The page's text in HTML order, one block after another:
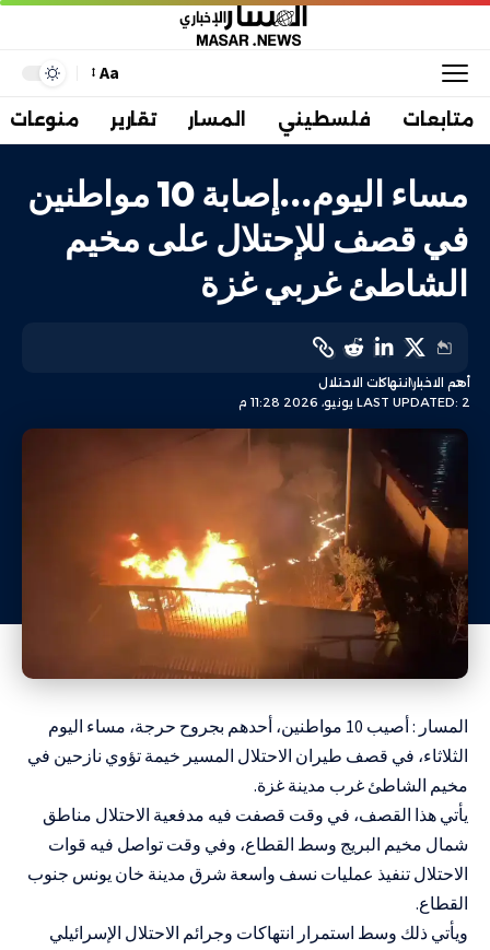
Aa
متابعات فلسطيني المسار تقارير منوعات
مساء اليوم…إصابة 10 مواطنين
في قصف للإحتلال على مخيم
الشاطئ غربي غزة
LAST UPDATED: 2 يونيو، 2026 11:28 م
أهم الاخبارانتهاكات الاحتلال
المسار : أصيب 10 مواطنين، أحدهم بجروح حرجة، مساء اليوم
الثلاثاء، في قصف طيران الاحتلال المسير خيمة تؤوي نازحين في
مخيم الشاطئ غرب مدينة غزة.
يأتي هذا القصف، في وقت قصفت فيه مدفعية الاحتلال مناطق
شمال مخيم البريج وسط القطاع، وفي وقت تواصل فيه قوات
الاحتلال تنفيذ عمليات نسف واسعة شرق مدينة خان يونس جنوب
القطاع.
ويأتي ذلك وسط استمرار انتهاكات وجرائم الاحتلال الإسرائيلي